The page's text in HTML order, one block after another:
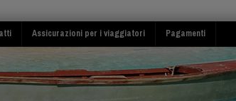
Assicurazioni per i viaggiatori Pagamenti